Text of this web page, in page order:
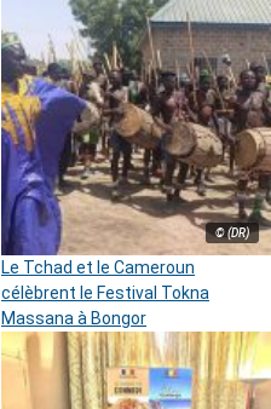
© (DR)
Le Tchad et le Cameroun
célèbrent le Festival Tokna
Massana à Bongor